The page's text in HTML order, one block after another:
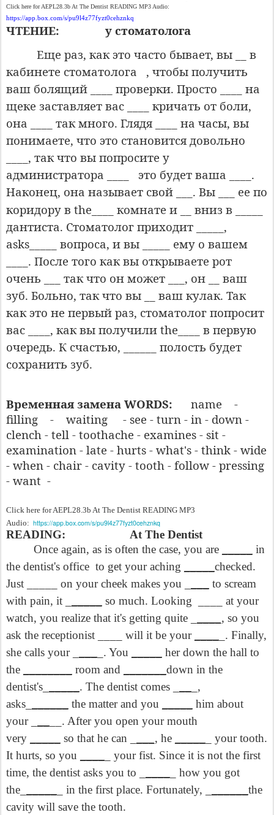
Click here for AEPL28.3b At The Dentist READING MP3 Audio:
https://app.box.com/s/pu9l4z77fyzt0cehznkq
ЧТЕНИЕ:
у стоматолога
Еще раз, как это часто бывает, вы __ в
кабинете стоматолога
, чтобы получить
ваш болящий ____ проверки. Просто ____ на
щеке заставляет вас ____ кричать от боли,
она ____ так много. Глядя ____ на часы, вы
понимаете, что это становится довольно
____, так что вы попросите у
администратора ____
это будет ваша ____.
Наконец, она называет свой
___. Вы ___ ее по
коридору в the____ комнате и __ вниз в _____
дантиста. Стоматолог приходит _____,
asks_____ вопроса, и вы _____ ему о вашем
____. После того как вы открываете рот
очень ___ так что он может ___, он __ ваш
зуб. Больно, так что вы __ ваш кулак. Так
как это не первый раз, стоматолог попросит
вас ____, как вы получили the____ в первую
очередь. К счастью, ______ полость будет
сохранить зуб.
Временная замена WORDS: name
-
filling
- waiting
- see - turn - in - down -
clench - tell - toothache - examines - sit -
examination - late - hurts - what's - think - wide
- when - chair - cavity - tooth - follow - pressing
- want -
Click here for AEPL28.3b At The Dentist READING MP3
Audio: https://app.box.com/s/pu9l4z77fyzt0cehznkq
READING: At The Dentist
Once again, as is often the case, you are
in
the dentist's office to get your aching
checked.
Just _____ on your cheek makes you _
to scream
with pain, it _
so much. Looking ____ at your
watch, you realize that it's getting quite _
____, so you
ask the receptionist ____ will it be your
_. Finally,
she calls your _
_. You
her down the hall to
the
room and
down in the
dentist's_
. The dentist comes _
_,
asks_
the matter and you
him about
your _
__. After you open your mouth
very
so that he can _ ___, he
_ your tooth.
It hurts, so you
_ your fist. Since it is not the first
time, the dentist asks you to _
_ how you got
the_
_ in the first place. Fortunately, _
the
cavity will save the tooth.